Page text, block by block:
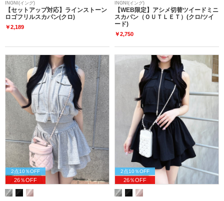
INGNI(イング)
【セットアップ対応】ラインストーン
ロゴフリルスカパン(クロ)
￥2,189
INGNI(イング)
【WEB限定】アシメ切替ツイードミニ
スカパン（ＯＵＴＬＥＴ）(クロ/ツイ
ード)
￥2,750
2点10％OFF
26％OFF
2点10％OFF
26％OFF